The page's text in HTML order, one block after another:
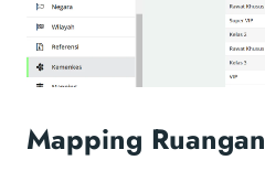
Mapping Ruangan